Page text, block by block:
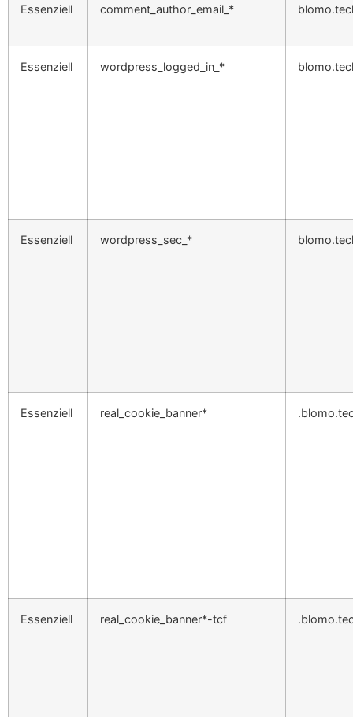
Essenziell comment_author_email_*
Essenziell wordpress_logged_in_*
Essenziell wordpress_sec_*
Essenziell real_cookie_banner*
Essenziell real_cookie_banner*-tcf